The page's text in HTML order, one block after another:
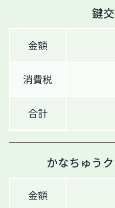
鍵
金額
消費税
合計
かなちゅう
金額